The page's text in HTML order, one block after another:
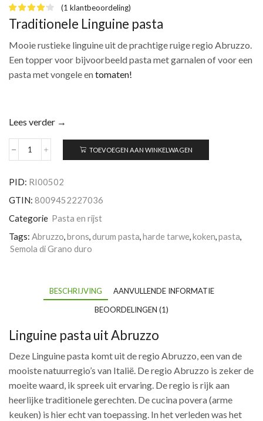
(1 klantbeoordeling)
Traditionele Linguine pasta
Mooie rustieke linguine uit de prachtige ruige regio Abruzzo.
Een topper voor bijvoorbeeld pasta met garnalen of voor een
pasta met vongele entomaten!
Lees verder →
Linguine
Abruzzo
aantal
TOEVOEGEN AAN WINKELWAGEN
PID: RI00502
GTIN: 8009452227036
Categorie Pasta en rijst
Tags: Abruzzo,brons,durum pasta,harde tarwe,koken,pasta,
Semola di Grano duro
BESCHRIJVING
AANVULLENDE INFORMATIE
BEOORDELINGEN (1)
Linguine pasta uit Abruzzo
Deze Linguine pasta komt uit de regio Abruzzo, een van de
mooiste natuurregio’s van Italië. De regio Abruzzo is zeker de
moeite waard, ik spreek uit ervaring. De regio is rijk aan
heerlijke traditionele gerechten. De cucina povera (arme
keuken) is hier echt van toepassing. In het verleden was het